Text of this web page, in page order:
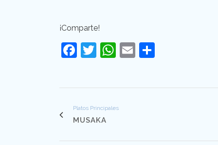
¡Comparte!
Facebook
Twitter
WhatsApp
Email
Platos Principales
MUSAKA